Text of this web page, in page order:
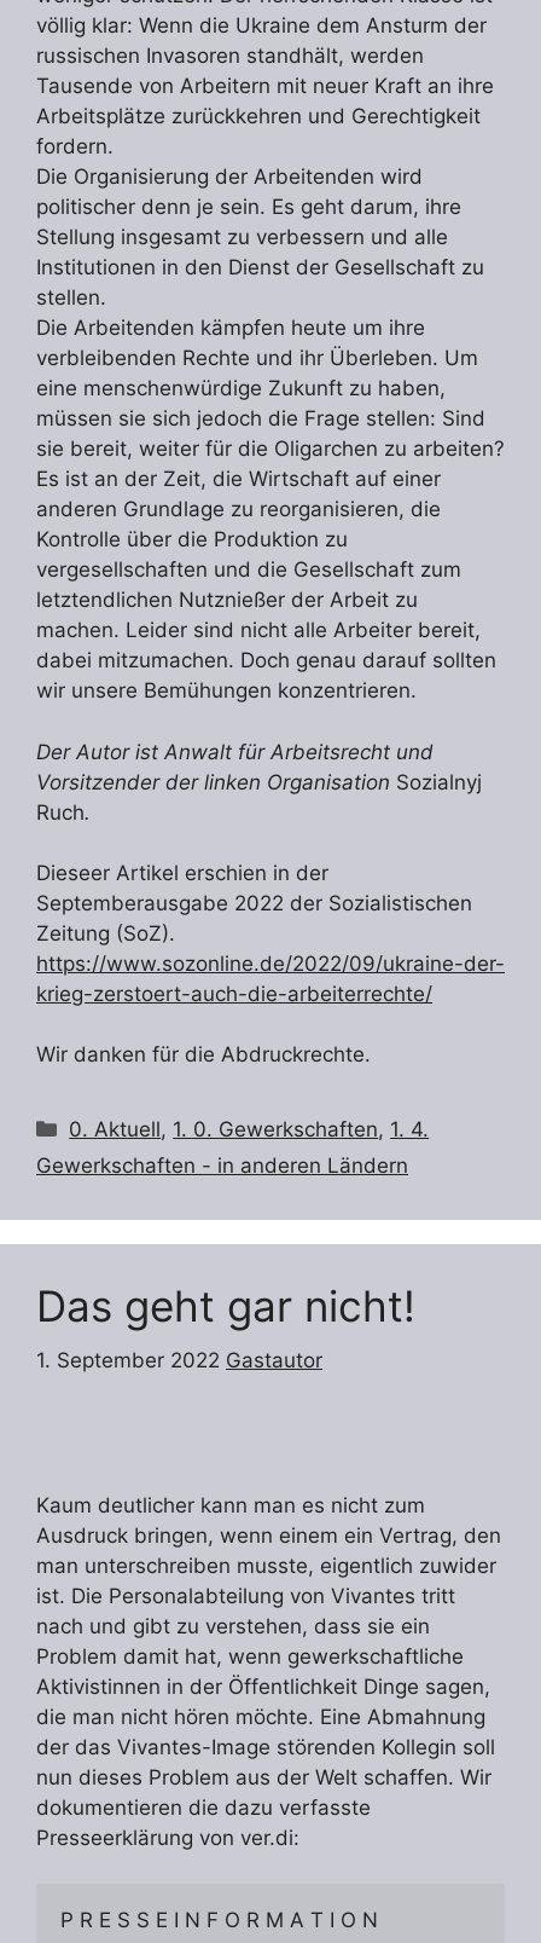
völlig klar: Wenn die Ukraine dem Ansturm der
russischen Invasoren standhält, werden
Tausende von Arbeitern mit neuer Kraft an ihre
Arbeitsplätze zurückkehren und Gerechtigkeit
fordern.
Die Organisierung der Arbeitenden wird
politischer denn je sein. Es geht darum, ihre
Stellung insgesamt zu verbessern und alle
Institutionen in den Dienst der Gesellschaft zu
stellen.
Die Arbeitenden kämpfen heute um ihre
verbleibenden Rechte und ihr Überleben. Um
eine menschenwürdige Zukunft zu haben,
müssen sie sich jedoch die Frage stellen: Sind
sie bereit, weiter für die Oligarchen zu arbeiten?
Es ist an der Zeit, die Wirtschaft auf einer
anderen Grundlage zu reorganisieren, die
Kontrolle über die Produktion zu
vergesellschaften und die Gesellschaft zum
letztendlichen Nutznießer der Arbeit zu
machen. Leider sind nicht alle Arbeiter bereit,
dabei mitzumachen. Doch genau darauf sollten
wir unsere Bemühungen konzentrieren.
Der Autor ist Anwalt für Arbeitsrecht und
Vorsitzender der linken Organisation Sozialnyj
Ruch.
Dieseer Artikel erschien in der
Septemberausgabe 2022 der Sozialistischen
Zeitung (SoZ).
https://www.sozonline.de/2022/09/ukraine-der-
krieg-zerstoert-auch-die-arbeiterrechte/
Wir danken für die Abdruckrechte.
Kategorien
0. Aktuell, 1. 0. Gewerkschaften, 1. 4.
Gewerkschaften - in anderen Ländern
Das geht gar nicht!
1. September 2022 Gastautor
Kaum deutlicher kann man es nicht zum
Ausdruck bringen, wenn einem ein Vertrag, den
man unterschreiben musste, eigentlich zuwider
ist. Die Personalabteilung von Vivantes tritt
nach und gibt zu verstehen, dass sie ein
Problem damit hat, wenn gewerkschaftliche
Aktivistinnen in der Öffentlichkeit Dinge sagen,
die man nicht hören möchte. Eine Abmahnung
der das Vivantes-Image störenden Kollegin soll
nun dieses Problem aus der Welt schaffen. Wir
dokumentieren die dazu verfasste
Presseerklärung von ver.di:
P R E S S E I N F O R M A T I O N